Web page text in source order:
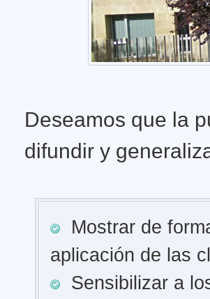
Deseamos que la
difundir y
Mostrar de
aplicación de las
Sensibilizar a